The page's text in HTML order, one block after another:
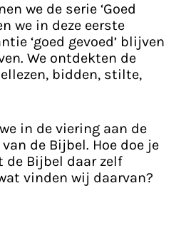
we de serie ‘Goed
we in deze eerste
‘goed gevoed’ blijven
We ontdekten de
bidden, stilte,
in de viering aan de
de Bijbel. Hoe doe je
de Bijbel daar zelf
vinden wij daarvan?